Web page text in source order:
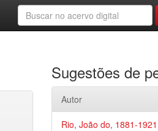
Sugestões de
Autor
Rio, João do, 1881-1921